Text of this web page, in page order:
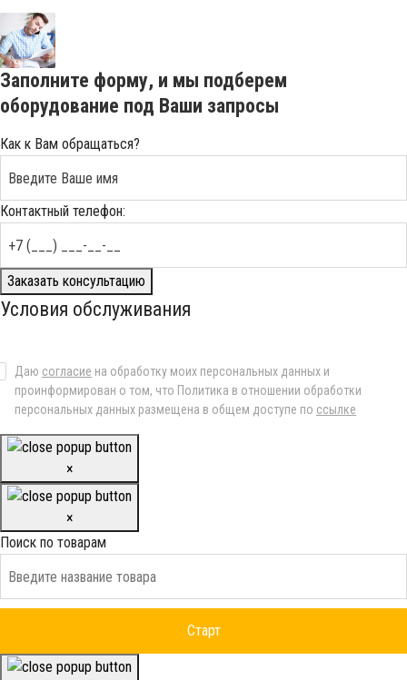
Заполните форму, и мы подберем
оборудование под Ваши запросы
Как к Вам обращаться?
Контактный телефон:
Заказать консультацию
Условия обслуживания
Даю согласие на обработку моих персональных данных и
проинформирован о том, что Политика в отношении обработки
персональных данных размещена в общем доступе по ссылке
×
×
Поиск по товарам